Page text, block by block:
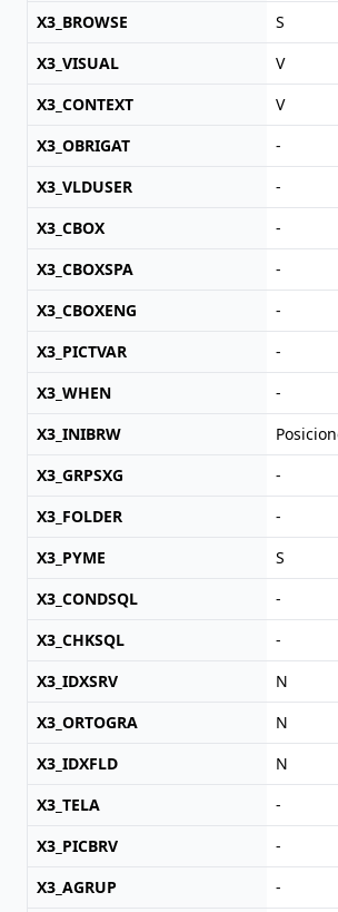
X3_BROWSE
S
X3_VISUAL
V
X3_CONTEXT
V
X3_OBRIGAT
-
X3_VLDUSER
-
X3_CBOX
-
X3_CBOXSPA
-
X3_CBOXENG
-
X3_PICTVAR
-
X3_WHEN
-
X3_INIBRW
X3_GRPSXG
-
X3_FOLDER
-
X3_PYME
S
X3_CONDSQL
-
X3_CHKSQL
-
X3_IDXSRV
N
X3_ORTOGRA
N
X3_IDXFLD
N
X3_TELA
-
X3_PICBRV
-
X3_AGRUP
-